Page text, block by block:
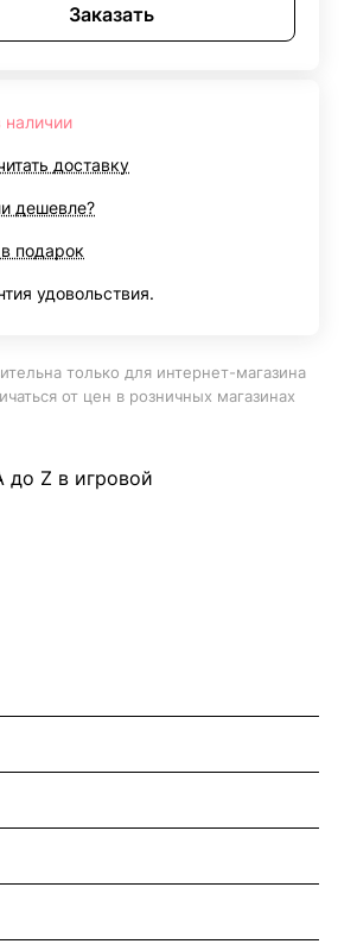
Заказать
наличии
доставку
дешевле?
подарок
удовольствия.
только для интернет-магазина
от цен в розничных магазинах
до Z в игровой